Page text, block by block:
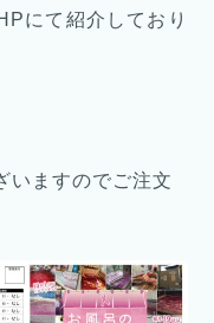
にて紹介しており
いますのでご注文